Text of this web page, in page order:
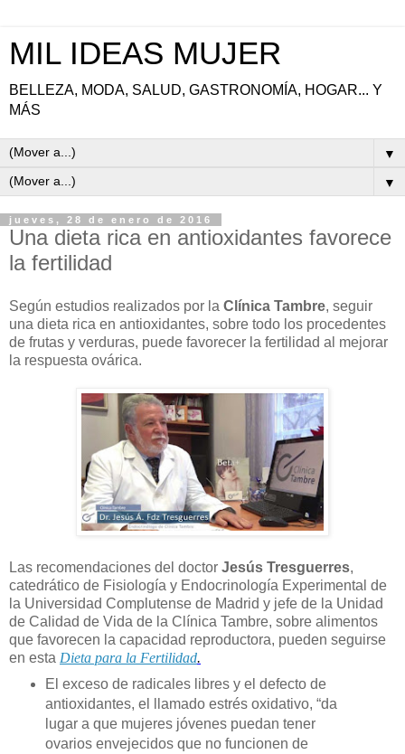
MIL IDEAS MUJER
BELLEZA, MODA, SALUD, GASTRONOMÍA, HOGAR... Y
MÁS
▼
▼
jueves, 28 de enero de 2016
Una dieta rica en antioxidantes favorece
la fertilidad
Según estudios realizados por la Clínica Tambre, seguir
una dieta rica en antioxidantes, sobre todo los procedentes
de frutas y verduras, puede favorecer la fertilidad al mejorar
la respuesta ovárica.
Las recomendaciones del doctor Jesús Tresguerres,
catedrático de Fisiología y Endocrinología Experimental de
la Universidad Complutense de Madrid y jefe de la Unidad
de Calidad de Vida de la Clínica Tambre, sobre alimentos
que favorecen la capacidad reproductora, pueden seguirse
en esta Dieta para la Fertilidad.
El exceso de radicales libres y el defecto de
antioxidantes, el llamado estrés oxidativo, “da
lugar a que mujeres jóvenes puedan tener
ovarios envejecidos que no funcionen de